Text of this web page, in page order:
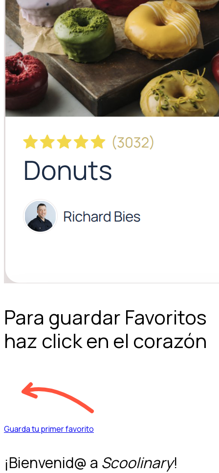
Para guardar Favoritos
haz click en el corazón
Guarda tu primer favorito
¡Bienvenid@ a Scoolinary!